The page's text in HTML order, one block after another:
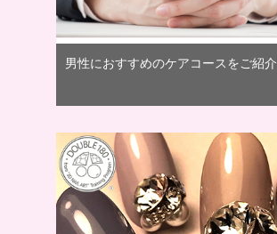
男性におすすめのケアコースをご紹介